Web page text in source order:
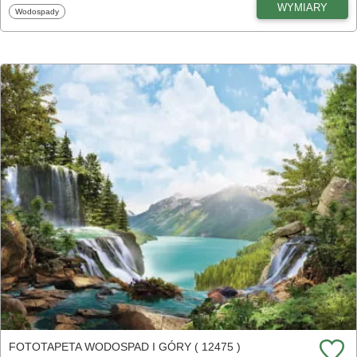
Fototapety
Wodospady WYMIARY
FOTOTAPETA WODOSPAD I GÓRY ( 12475 )